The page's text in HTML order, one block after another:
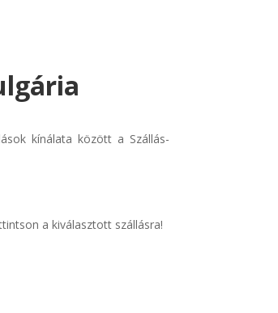
kínálata között a Szállás-
a kiválasztott szállásra!